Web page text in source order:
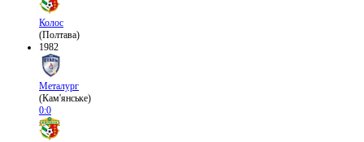
Колос
(Полтава)
1982
Металург
(Кам'янське)
0:0